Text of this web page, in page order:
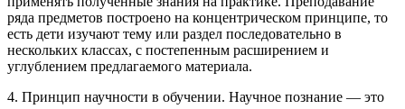
ряда предметов построено на концентрическом принципе, то
есть дети изучают тему или раздел последовательно в
нескольких классах, с постепенным расширением и
углублением предлагаемого материала.
4. Принцип научности в обучении. Научное познание — это